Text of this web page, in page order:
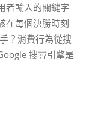
者輸入的關鍵字
在每個決勝時刻
？消費行為從搜
搜尋引擎是